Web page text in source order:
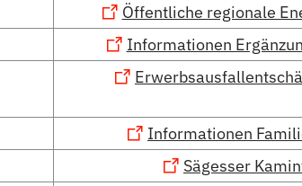
Öffentliche regionale
Informationen
Informationen
Sägesser